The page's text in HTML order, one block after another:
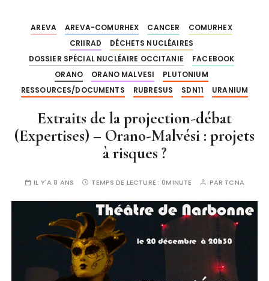
AREVA AREVA-COMURHEX CANCER
COMURHEX
CRIIRAD
DÉCHETS NUCLÉAIRES
DOSSIER SPÉCIAL NUCLÉAIRE OCCITANIE
FACEBOOK
ORANO
ORANO MALVESI
PLUTONIUM
RESSOURCES/DOCUMENTS
RUBRESUS SDN11 URANIUM
Extraits de la projection-débat
(Expertises) – Orano-Malvési : projets
à risques ?
IL Y'A 8 ANS TEMPS DE LECTURE : 0MINUTE PAR TCNA